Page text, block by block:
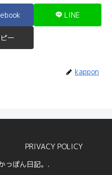
LINE
ー
kappon
PRIVACY POLICY
ぽん日記。.